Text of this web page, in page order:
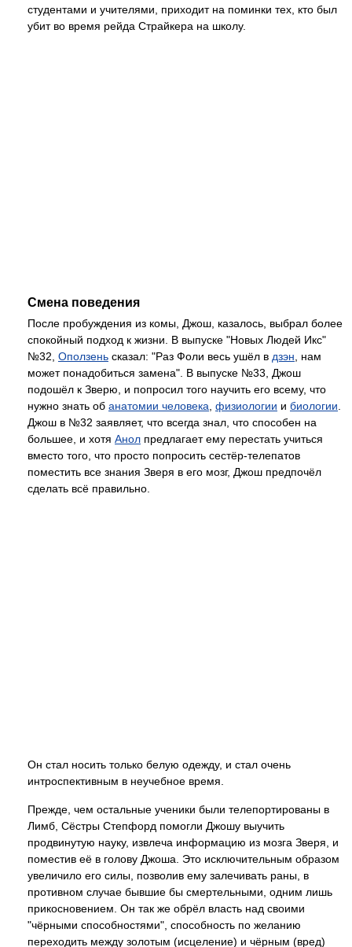
студентами и учителями, приходит на поминки тех, кто был
убит во время рейда Страйкера на школу.
Смена поведения
После пробуждения из комы, Джош, казалось, выбрал более
спокойный подход к жизни. В выпуске "Новых Людей Икс"
№32, Оползень сказал: "Раз Фоли весь ушёл в дзэн , нам
может понадобиться замена". В выпуске №33, Джош
подошёл к Зверю, и попросил того научить его всему, что
нужно знать об анатомии человека физиологии и биологии
Джош в №32 заявляет, что всегда знал, что способен на
большее, и хотя Анол предлагает ему перестать учиться
вместо того, что просто попросить сестёр-телепатов
поместить все знания Зверя в его мозг, Джош предпочёл
сделать всё правильно.
Он стал носить только белую одежду, и стал очень
интроспективным в неучебное время.
Прежде, чем остальные ученики были телепортированы в
Лимб, Сёстры Степфорд помогли Джошу выучить
продвинутую науку, извлеча информацию из мозга Зверя, и
поместив её в голову Джоша. Это исключительным образом
увеличило его силы, позволив ему залечивать раны, в
противном случае бывшие бы смертельными, одним лишь
прикосновением. Он так же обрёл власть над своими
"чёрными способностями", способность по желанию
переходить между золотым (исцеление) и чёрным (вред)